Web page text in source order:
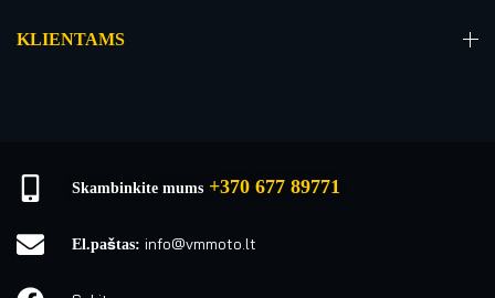
KLIENTAMS
Skambinkite mums +370 677 89771
El.paštas: info@vmmoto.lt